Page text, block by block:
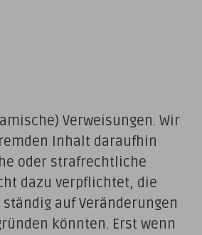
Verweisungen. Wir
Inhalt daraufhin
oder strafrechtliche
dazu verpflichtet, die
auf Veränderungen
könnten. Erst wenn